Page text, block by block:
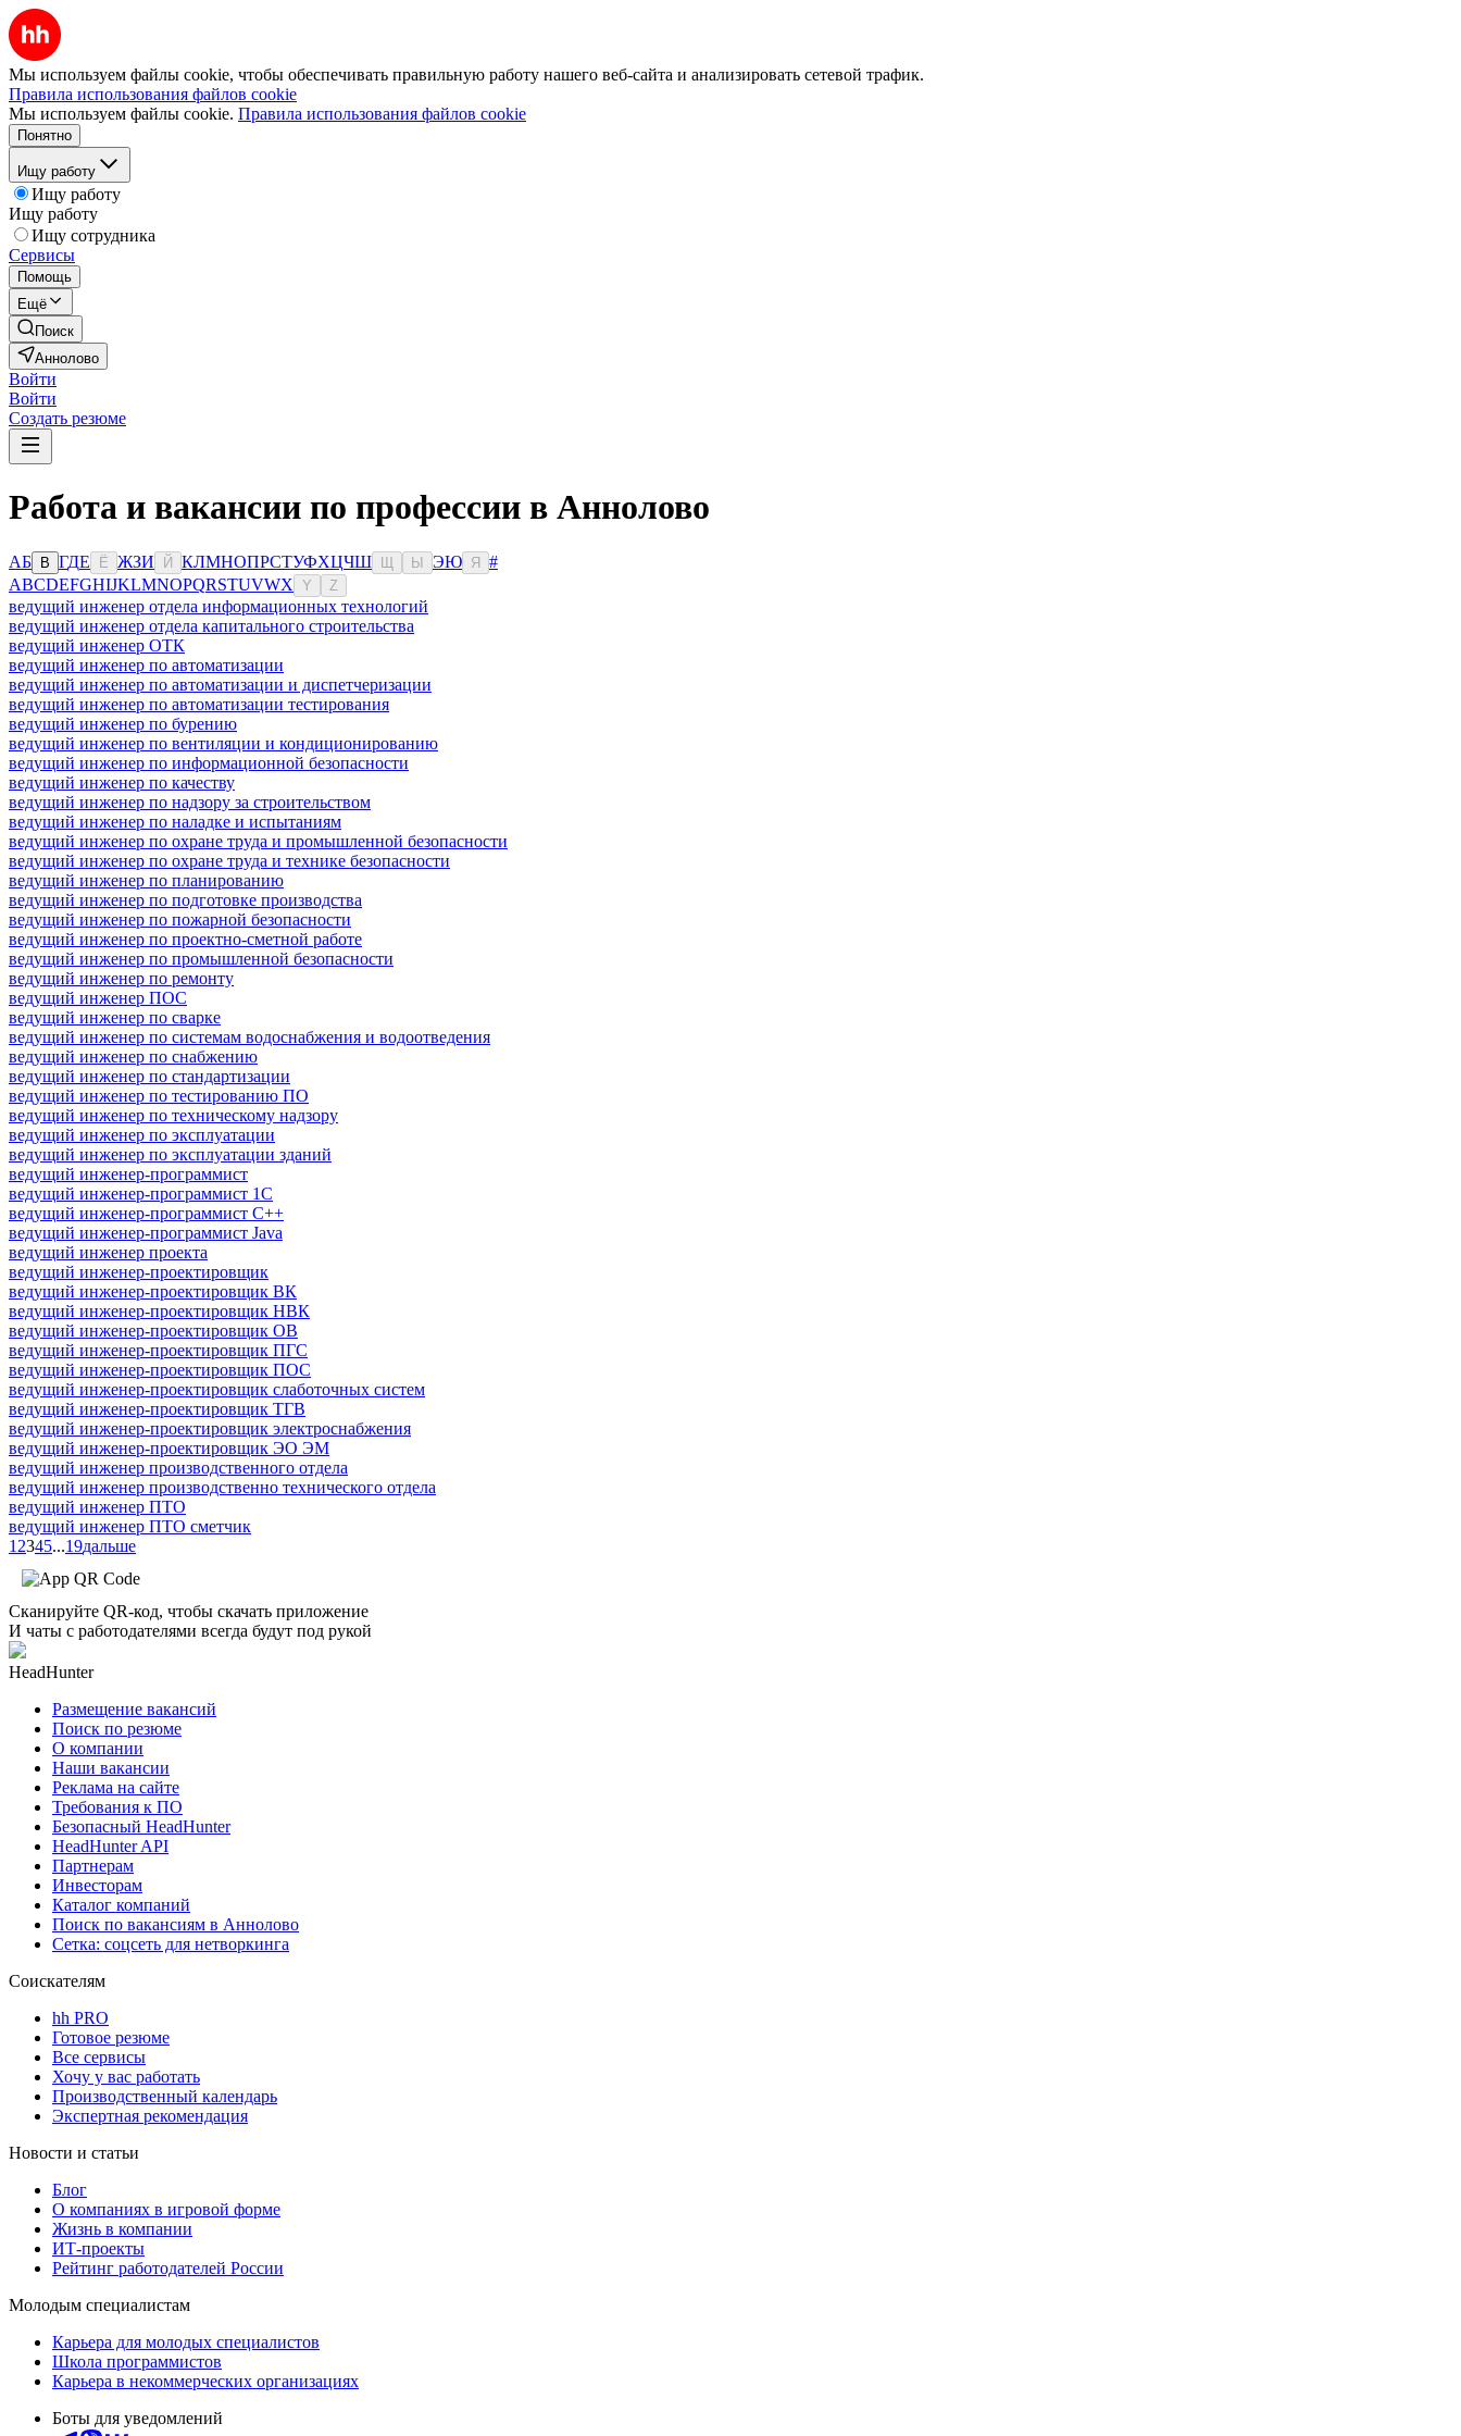
Мы используем файлы cookie, чтобы обеспечивать правильную работу нашего веб-сайта и анализировать сетевой трафик.
Правила использования файлов cookie
Мы используем файлы cookie. Правила использования файлов cookie
Понятно
Ищу работу
Ищу работу
Ищу работу
Ищу сотрудника
Сервисы
Помощь
Ещё
Поиск
Аннолово
Войти
Войти
Создать резюме
Работа и вакансии по профессии в Аннолово
АБ В ГДЕ Ё ЖЗИ Й КЛМНОПРСТУФХЦЧШ Ы ЭЮ Я
#
ABCDEFGHIJKLMNOPQRSTUVWX Y Z
ведущий инженер отдела информационных технологий
ведущий инженер отдела капитального строительства
ведущий инженер ОТК
ведущий инженер по автоматизации
ведущий инженер по автоматизации и диспетчеризации
ведущий инженер по автоматизации тестирования
ведущий инженер по бурению
ведущий инженер по вентиляции и кондиционированию
ведущий инженер по информационной безопасности
ведущий инженер по качеству
ведущий инженер по надзору за строительством
ведущий инженер по наладке и испытаниям
ведущий инженер по охране труда и промышленной безопасности
ведущий инженер по охране труда и технике безопасности
ведущий инженер по планированию
ведущий инженер по подготовке производства
ведущий инженер по пожарной безопасности
ведущий инженер по проектно-сметной работе
ведущий инженер по промышленной безопасности
ведущий инженер по ремонту
ведущий инженер ПОС
ведущий инженер по сварке
ведущий инженер по системам водоснабжения и водоотведения
ведущий инженер по снабжению
ведущий инженер по стандартизации
ведущий инженер по тестированию ПО
ведущий инженер по техническому надзору
ведущий инженер по эксплуатации
ведущий инженер по эксплуатации зданий
ведущий инженер-программист
ведущий инженер-программист 1С
ведущий инженер-программист C++
ведущий инженер-программист Java
ведущий инженер проекта
ведущий инженер-проектировщик
ведущий инженер-проектировщик ВК
ведущий инженер-проектировщик НВК
ведущий инженер-проектировщик ОВ
ведущий инженер-проектировщик ПГС
ведущий инженер-проектировщик ПОС
ведущий инженер-проектировщик слаботочных систем
ведущий инженер-проектировщик ТГВ
ведущий инженер-проектировщик электроснабжения
ведущий инженер-проектировщик ЭО ЭМ
ведущий инженер производственного отдела
ведущий инженер производственно технического отдела
ведущий инженер ПТО
ведущий инженер ПТО сметчик
1 2345...19дальше
Сканируйте QR-код, чтобы скачать приложение
И чаты с работодателями всегда будут под рукой
HeadHunter
Размещение вакансий
Поиск по резюме
О компании
Наши вакансии
Реклама на сайте
Требования к ПО
Безопасный HeadHunter
HeadHunter API
Партнерам
Инвесторам
Каталог компаний
Поиск по вакансиям в Аннолово
Сетка: соцсеть для нетворкинга
Соискателям
hh PRO
Готовое резюме
Все сервисы
Хочу у вас работать
Производственный календарь
Экспертная рекомендация
Новости и статьи
Блог
О компаниях в игровой форме
Жизнь в компании
ИТ-проекты
Рейтинг работодателей России
Молодым специалистам
Карьера для молодых специалистов
Школа программистов
Карьера в некоммерческих организациях
Боты для уведомлений